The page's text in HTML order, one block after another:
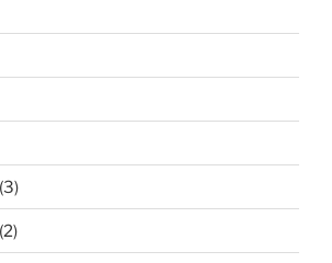
(3)
(2)